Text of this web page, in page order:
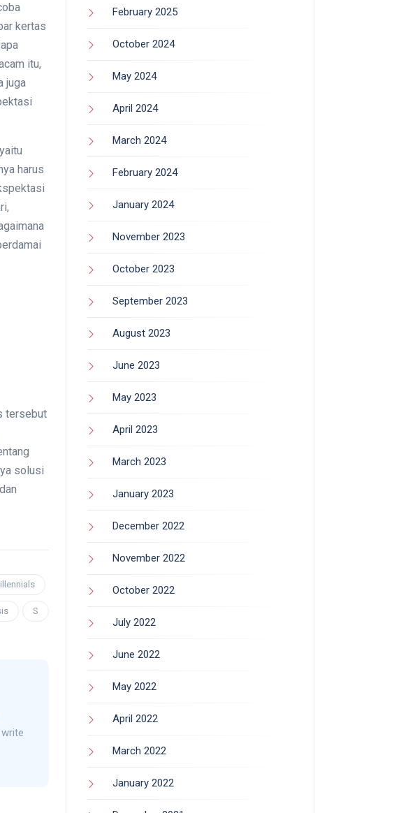
kertas
itu,
juga
harus
tersebut
solusi
S
February 2025
October 2024
May 2024
April 2024
March 2024
February 2024
January 2024
November 2023
October 2023
September 2023
August 2023
June 2023
May 2023
April 2023
March 2023
January 2023
December 2022
November 2022
October 2022
July 2022
June 2022
May 2022
April 2022
March 2022
January 2022